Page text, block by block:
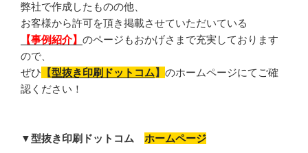
弊社で作成したものの他、
お客様から許可を頂き掲載させていただいている
【事例紹介】 のページもおかげさまで充実しております
ので、
ぜひ 【型抜き印刷ドットコム】 のホームページにてご確
認ください！
▼型抜き印刷ドットコム ホームページ